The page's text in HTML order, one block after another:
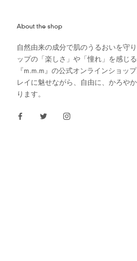
About the shop
自然由来の成分で肌のうるおいを守
ップの「楽しさ」や「憧れ」を感じ
『m.m.m』の公式オンラインショッ
レイに魅せながら、自由に、かろや
ります。